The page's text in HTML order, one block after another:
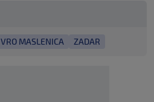
VRO MASLENICA ZADAR